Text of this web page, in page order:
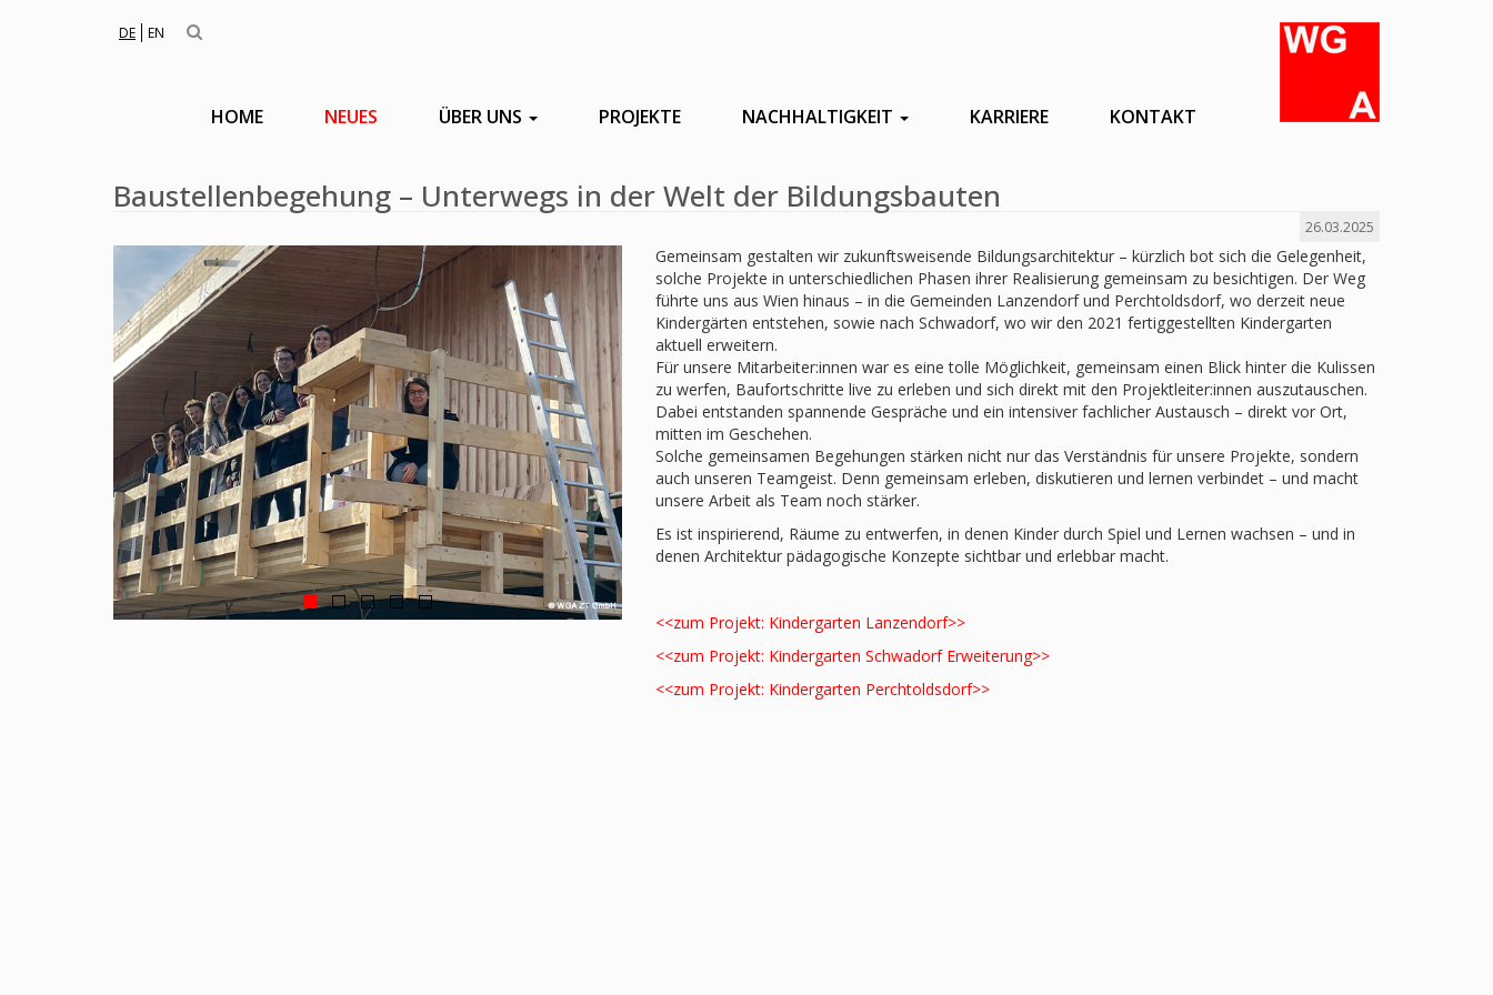
DE EN
HOME NEUES ÜBER UNS PROJEKTE NACHHALTIGKEIT KARRIERE KONTAKT
Baustellenbegehung – Unterwegs in der Welt der Bildungsbauten
26.03.2025
Gemeinsam gestalten wir zukunftsweisende Bildungsarchitektur – kürzlich bot sich die Gelegenheit,
solche Projekte in unterschiedlichen Phasen ihrer Realisierung gemeinsam zu besichtigen. Der Weg
führte uns aus Wien hinaus – in die Gemeinden Lanzendorf und Perchtoldsdorf, wo derzeit neue
Kindergärten entstehen, sowie nach Schwadorf, wo wir den 2021 fertiggestellten Kindergarten
aktuell erweitern.
Für unsere Mitarbeiter:innen war es eine tolle Möglichkeit, gemeinsam einen Blick hinter die Kulissen
zu werfen, Baufortschritte live zu erleben und sich direkt mit den Projektleiter:innen auszutauschen.
Dabei entstanden spannende Gespräche und ein intensiver fachlicher Austausch – direkt vor Ort,
mitten im Geschehen.
Solche gemeinsamen Begehungen stärken nicht nur das Verständnis für unsere Projekte, sondern
auch unseren Teamgeist. Denn gemeinsam erleben, diskutieren und lernen verbindet – und macht
unsere Arbeit als Team noch stärker.
Es ist inspirierend, Räume zu entwerfen, in denen Kinder durch Spiel und Lernen wachsen – und in
denen Architektur pädagogische Konzepte sichtbar und erlebbar macht.
<<zum Projekt: Kindergarten Lanzendorf>>
<<zum Projekt: Kindergarten Schwadorf Erweiterung>>
<<zum Projekt: Kindergarten Perchtoldsdorf>>